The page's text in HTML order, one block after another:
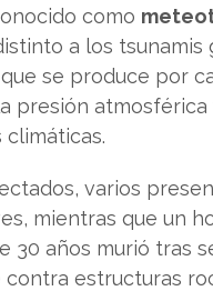
como
a los tsunamis
se produce por
presión atmosférica
varios
mientras que un
30 años murió tras
estructuras